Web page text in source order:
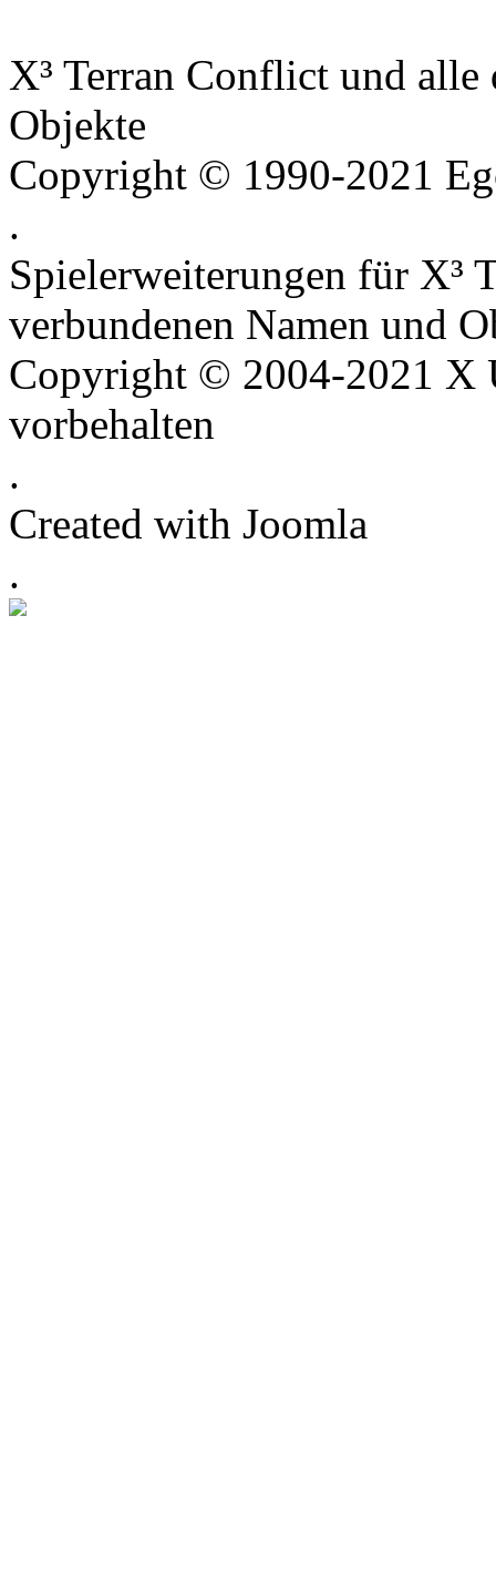
X³ Terran Conflict und
Objekte
Copyright © 1990-2021
.
Spielerweiterungen für X³
verbundenen Namen und
Copyright © 2004-2021 X
vorbehalten
.
Created with Joomla
.